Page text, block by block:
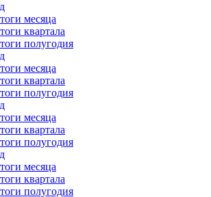
месяца
квартала
полугодия
месяца
квартала
полугодия
месяца
квартала
полугодия
месяца
квартала
полугодия